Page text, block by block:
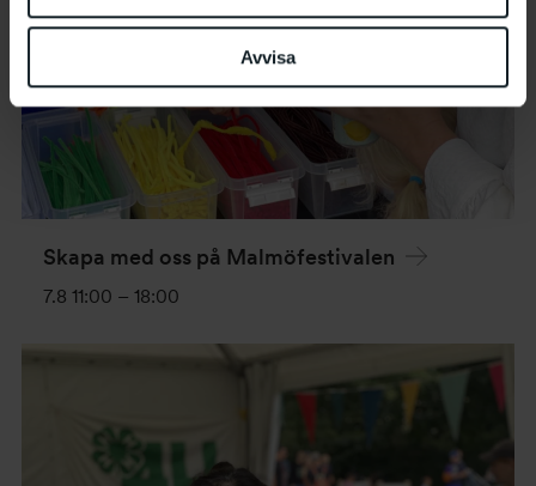
Avvisa
Skapa med oss på Malmöfestivalen
7.8 11:00 – 18:00